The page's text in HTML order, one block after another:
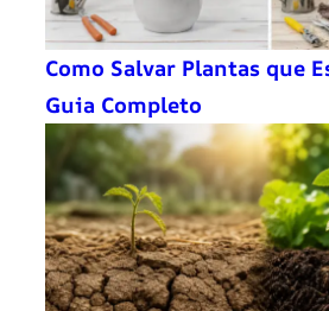
Como Salvar Plantas que
Guia Completo